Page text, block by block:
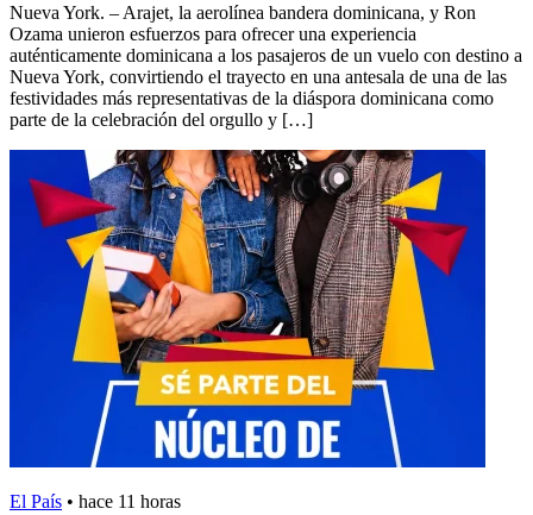
Nueva York. – Arajet, la aerolínea bandera dominicana, y Ron
Ozama unieron esfuerzos para ofrecer una experiencia
auténticamente dominicana a los pasajeros de un vuelo con destino a
Nueva York, convirtiendo el trayecto en una antesala de una de las
festividades más representativas de la diáspora dominicana como
parte de la celebración del orgullo y […]
El País • hace 11 horas